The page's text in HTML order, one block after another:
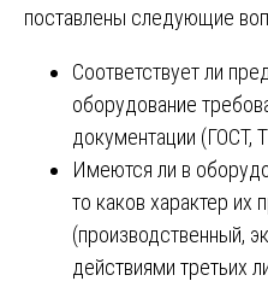
поставлены следующие
Соответствует ли
оборудование
документации (ГОСТ,
Имеются ли в
то каков характер их
(производственный,
действиями третьих